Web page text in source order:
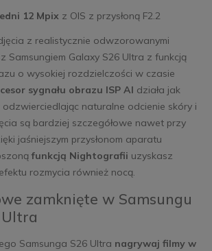
12 Mpixz OIS z przysłoną F2.2
z realistycznie odwzorowanymi
Samsungiem Galaxy S26 Ultra z funkcją
o wysokiej rozdzielczości w czasie
sygnału obrazu ISP AI działa jak
naturalne odcienie skóry i
są bardziej szczegółowe nawet przy
jaśniejszym przysłonom aparatu
funkcją Nightografii uzyskasz
rozmycia również nocą.
zamknięte w Samsungu
Samsunga S26 Ultra nagrywaj filmy w